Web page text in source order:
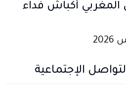
أكباش فداء
الإجتماعية